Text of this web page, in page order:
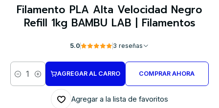
Filamento PLA Alta Velocidad Negro
Refill 1kg BAMBU LAB | Filamentos
5.0 3 reseñas
Cantidad
AGREGAR AL CARRO COMPRAR AHORA
Agregar a la lista de favoritos